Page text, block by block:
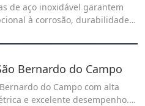
de aço inoxidável garantem
à corrosão, durabilidade
e confiabilidade
Bernardo do Campo
do Campo com alta
e excelente desempenho. A